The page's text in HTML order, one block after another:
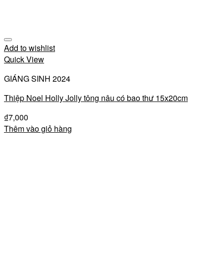
Add to wishlist
Quick View
GIÁNG SINH 2024
Thiệp Noel Holly Jolly tông nâu có bao thư 15x20cm
₫7,000
Thêm vào giỏ hàng